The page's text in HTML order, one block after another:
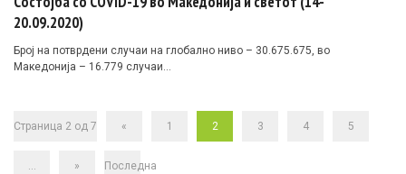
20.09.2020)
Број на потврдени случаи на глобално ниво – 30.675.675, во
Македонија – 16.779 случаи…
Страница 2 од 7 « 1 2 3 4 5
... » Последна